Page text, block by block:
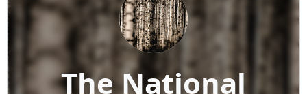
The National